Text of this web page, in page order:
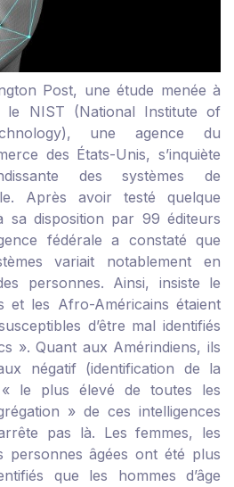
Post, une étude menée à
le NIST (National Institute of
une agence du
des États-Unis, s’inquiète
des systèmes de
Après avoir testé quelque
sa disposition par 99 éditeurs
fédérale a constaté que
variait notablement en
personnes. Ainsi, insiste le
et les Afro-Américains étaient
d’être mal identifiés
». Quant aux Amérindiens, ils
négatif (identification de la
« le plus élevé de toutes les
» de ces intelligences
pas là. Les femmes, les
personnes âgées ont été plus
que les hommes d’âge